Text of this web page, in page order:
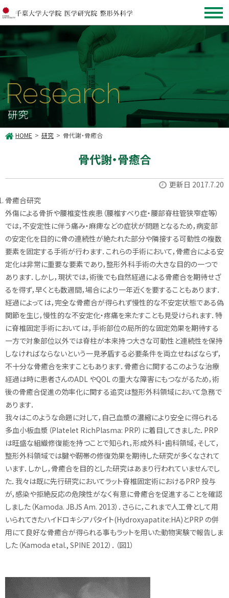
Research
研究
HOME 研究 骨代謝・骨癒合
骨代謝・骨癒合
更新日 2017.7.20
骨癒合研究
外傷による骨折や腰椎変性疾患（腰椎すべり症・腰部脊柱管狭窄症等）
では，不安定性に伴う痛み・麻痺などの症状が問題となるため，病変部
の安定化を目的に骨の連続性が絶たれた部分や隣接する可動性の複数
要素を固定する手術が行わます．これらの手術において，骨癒合による安
定化は非常に重要な要素であり，整形外科手術の大きな目的の一つで
あります．しかし，現状では，術後でも自然経過による骨癒合を期待せざ
るを得ず，早くとも数週間，場合により一年近くを要することもあります．
経過によっては，完全な骨癒合が得られず慢性的な不安定状態である偽
関節を生じ，慢性的な不安定化・疼痛を来たすことも見受けられます．特
に脊椎固定手術においては，手術部位の局所的な固定効果を期待する
一方で対象部位以外では脊柱が本来持つ大きな可動性と連続性を保持
しなければならないという一見矛盾する必要条件を両立せねばならず，
不十分な骨癒合を来すこともあります．骨癒合に関するこのような治療
経過は時に患者さんのADL やQOL の重大な障害にもつながるため，術
後の骨癒合促進の効率化に関する追究は整形外科領域において急務で
あります．
我々はこのような命題に対して，自己血漿の濃縮により安全に得られる
多血小板血漿（Platelet RichPlasma: PRP）に着目してきました．PRP
は旺盛な組織修復能を持つことで知られ，形成外科・歯科領域，そして，
整形外科領域では腱や靭帯の修復効果を期待した研究が多くなされて
います．しかし，骨癒合を目的とした研究はあまり行われていませんでし
た．我々は既に先行研究においてラット脊椎固定術におけるPRP 投与
が，感染や拒絶反応の危険性がなく有意に骨癒合を促進することを確認
しました（Kamoda. JBJS Am. 2013）．さらに，これまで人工骨として用
いられてきたハイドロキシアパタイト(Hydroxyapatite:HA)とPRP の併
用にて良好な骨癒合が得られる事もラットを用いた動物実験で報告しま
した（Kamoda etal., SPINE 2012）．（図1）